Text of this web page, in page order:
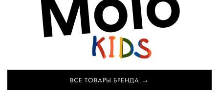
ВСЕ ТОВАРЫ БРЕНДА